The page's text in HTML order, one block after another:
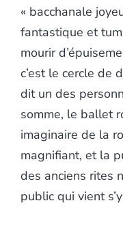
« bacchanale
fantastique et
mourir
c’est le cercle de
dit un des
somme, le ballet
imaginaire de la
magnifiant, et la
des anciens rites
public qui vient